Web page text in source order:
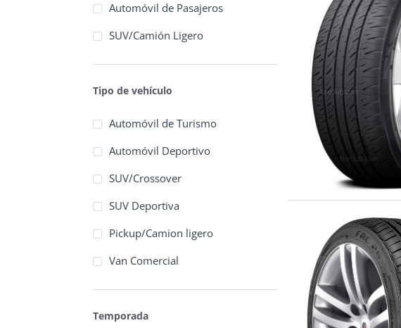
Automóvil de Pasajeros
SUV/Camión Ligero
Tipo de vehículo
Automóvil de Turismo
Automóvil Deportivo
SUV/Crossover
SUV Deportiva
Pickup/Camion ligero
Van Comercial
Temporada